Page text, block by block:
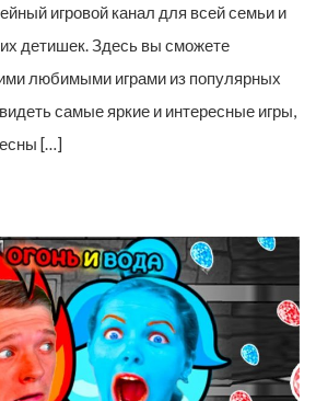
игровой канал для всей семьи и
детишек. Здесь вы сможете
любимыми играми из популярных
самые яркие и интересные игры,
[…]